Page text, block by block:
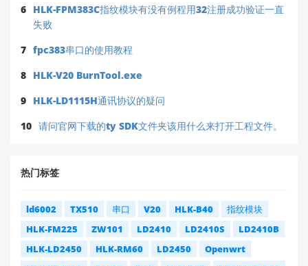
6 HLK-FPM383C指纹模块有没有例程用32注册成功验证一直
失败
7 fpc383串口的使用教程
8 HLK-V20 BurnTool.exe
9 HLK-LD1115H通讯协议的疑问
10 请问官网下载的ty SDK文件夹该用什么来打开工程文件。
热门标签
ld6002 TX510 串口 V20 HLK-B40
指纹模块
HLK-FM225
ZW101 LD2410 LD2410S
LD2410B
HLK-LD2450
HLK-RM60 LD2450
Openwrt